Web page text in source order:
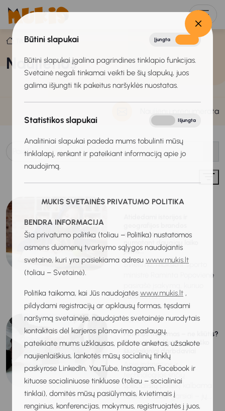
Būtini slapukai Įjungta
Būtini slapukai įgalina pagrindines tinklapio funkcijas.
Svetainė negali tinkamai veikti be šių slapukų, juos
galima išjungti tik pakeitus naršyklės nuostatas.
Statistikos slapukai Išjungta
Analitiniai slapukai padeda mums tobulinti mūsų
tinklalapį, renkant ir pateikiant informaciją apie jo
naudojimą.
MUKIS SVETAINĖS PRIVATUMO POLITIKA
BENDRA INFORMACIJA
Šia privatumo politika (toliau – Politika) nustatomos
asmens duomenų tvarkymo sąlygos naudojantis
svetaine, kuri yra pasiekiama adresu www.mukis.lt
(toliau – Svetainė).
Politika taikoma, kai Jūs naudojatės www.mukis.lt ,
pildydami registracijų ar apklausų formas, tęsdami
naršymą svetainėje, naudojatės svetainėje nurodytais
kontaktais dėl karjeros planavimo paslaugų,
pateikiate mums užklausas, pildote anketas, užsakote
naujienlaiškius, lankotės mūsų socialinių tinklų
paskyrose LinkedIn, YouTube, Instagram, Facebook ir
kituose socialiniuose tinkluose (toliau – socialiniai
tinklai), domitės mūsų pasiūlymais, kvietimais į
renginius, konferencijas, mokymus, registruojatės į juos,
Titulinis Naujienos
Naujienos
Naujienų prenumerata
2025-04-09
egzamino pakeitimai
numatant daugiau laiko
jiems...
Švietimo, mokslo ir sporto
ministrė Raminta Popovienė
nukeliama...
2025-04-08
Patirties trūkumas – ne kliūtis?
Ekspertė atskleidė, ko ieško
šiuolaikiniai darbdaviai
Apie inžinerijos ir
technologijos sričių
specialistų poreikį kalbama
nuolat ir labai garsiai – jų...